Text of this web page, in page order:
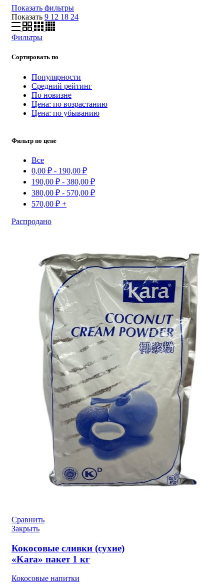
Показать фильтры
Показать 9 12 18 24
Фильтры
Сортировать по
Популярности
Средний рейтинг
По новизне
Цена: по возрастанию
Цена: по убыванию
Фильтр по цене
Все
0,00 ₽ - 190,00 ₽
190,00 ₽ - 380,00 ₽
380,00 ₽ - 570,00 ₽
570,00 ₽ +
Распродано
Сравнить
Закрыть
Кокосовые сливки (сухие)
«Kara» пакет 1 кг
Кокосовые напитки